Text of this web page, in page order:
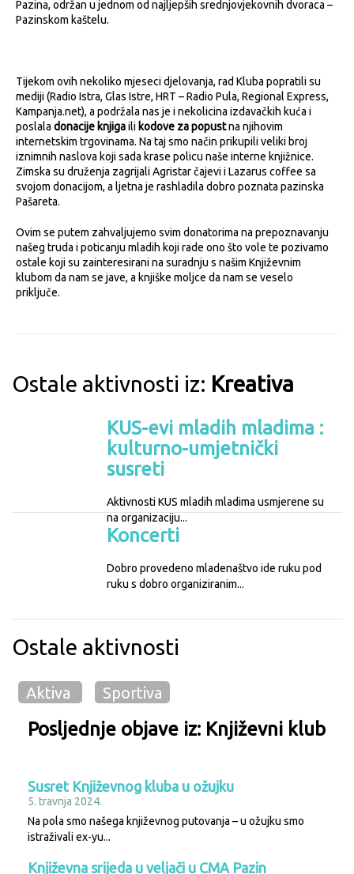
Pazina, održan u jednom od najljepših srednjovjekovnih dvoraca –
Pazinskom kaštelu.
Tijekom ovih nekoliko mjeseci djelovanja, rad Kluba popratili su
mediji (Radio Istra, Glas Istre, HRT – Radio Pula, Regional Express,
Kampanja.net), a podržala nas je i nekolicina izdavačkih kuća i
poslala donacije knjigaili kodove za popustna njihovim
internetskim trgovinama. Na taj smo način prikupili veliki broj
iznimnih naslova koji sada krase policu naše interne knjižnice.
Zimska su druženja zagrijali Agristar čajevi i Lazarus coffee sa
svojom donacijom, a ljetna je rashladila dobro poznata pazinska
Pašareta.
Ovim se putem zahvaljujemo svim donatorima na prepoznavanju
našeg truda i poticanju mladih koji rade ono što vole te pozivamo
ostale koji su zainteresirani na suradnju s našim Književnim
klubom da nam se jave, a knjiške moljce da nam se veselo
priključe.
Ostale aktivnosti iz: Kreativa
KUS-evi mladih mladima :
kulturno-umjetnički
susreti
Aktivnosti KUS mladih mladima usmjerene su
na organizaciju...
Koncerti
Dobro provedeno mladenaštvo ide ruku pod
ruku s dobro organiziranim...
Ostale aktivnosti
Aktiva Sportiva
Posljednje objave iz: Književni klub
Susret Književnog kluba u ožujku
5. travnja 2024.
Na pola smo našega književnog putovanja – u ožujku smo
istraživali ex-yu...
Književna srijeda u veljači u CMA Pazin